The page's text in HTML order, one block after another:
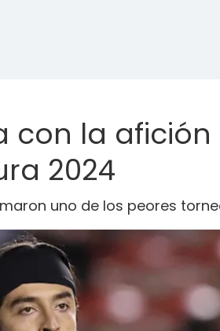
con la
2024
uno de los peores